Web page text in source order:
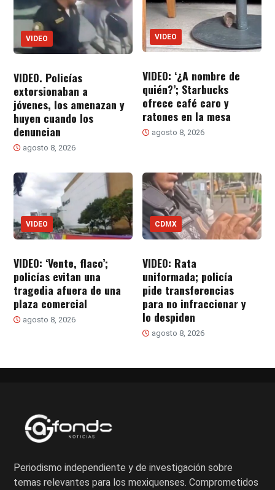
VIDEO
VIDEO. Policías
extorsionaban a
jóvenes, los amenazan y
huyen cuando los
denuncian
agosto 8, 2026
VIDEO
VIDEO: ‘¿A nombre de
quién?’; Starbucks
ofrece café caro y
ratones en la mesa
agosto 8, 2026
VIDEO
VIDEO: ‘Vente, flaco’;
policías evitan una
tragedia afuera de una
plaza comercial
agosto 8, 2026
CDMX
VIDEO: Rata
uniformada; policía
pide transferencias
para no infraccionar y
lo despiden
agosto 8, 2026
Periodismo independiente y de investigación sobre
temas relevantes para los mexiquenses. Comprometidos